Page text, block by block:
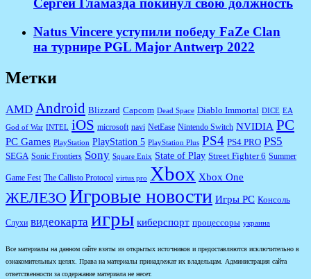
Сергей Гламазда покинул свою должность
Natus Vincere уступили победу FaZe Clan
на турнире PGL Major Antwerp 2022
Метки
AMD Android Blizzard Capcom Dead Space Diablo Immortal DICE EA
God of War INTEL iOS microsoft navi NetEase Nintendo Switch NVIDIA PC
PC Games PlayStation PlayStation 5 PlayStation Plus PS4 PS4 PRO PS5
SEGA Sonic Frontiers Sony Square Enix State of Play Street Fighter 6 Summer
Game Fest The Callisto Protocol virtus pro Xbox Xbox One
ЖЕЛЕЗО Игровые новости Игры PC Консоль
Слухи видеокарта игры киберспорт процессоры украина
Все материалы на данном сайте взяты из открытых источников и предоставляются исключительно в
ознакомительных целях. Права на материалы принадлежат их владельцам. Администрация сайта
ответственности за содержание материала не несет.